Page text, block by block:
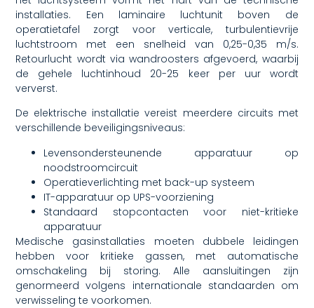
installaties. Een laminaire luchtunit boven de
operatietafel zorgt voor verticale, turbulentievrije
luchtstroom met een snelheid van 0,25-0,35 m/s.
Retourlucht wordt via wandroosters afgevoerd, waarbij
de gehele luchtinhoud 20-25 keer per uur wordt
ververst.
De elektrische installatie vereist meerdere circuits met
verschillende beveiligingsniveaus:
Levensondersteunende apparatuur op
noodstroomcircuit
Operatieverlichting met back-up systeem
IT-apparatuur op UPS-voorziening
Standaard stopcontacten voor niet-kritieke
apparatuur
Medische gasinstallaties moeten dubbele leidingen
hebben voor kritieke gassen, met automatische
omschakeling bij storing. Alle aansluitingen zijn
genormeerd volgens internationale standaarden om
verwisseling te voorkomen.